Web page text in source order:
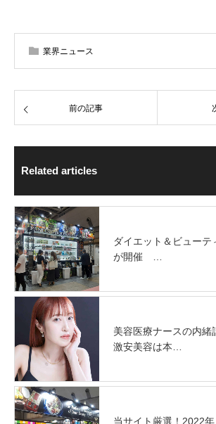
業界ニュース
前の記事
Related articles
ダイエット＆ビューテ
が開催 …
美容医療ナースの内
激安美容は本…
当サイト厳選！2022